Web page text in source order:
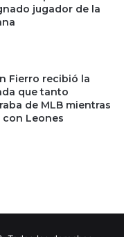
jugador de la
Fierro recibió la
que tanto
de MLB mientras
con Leones